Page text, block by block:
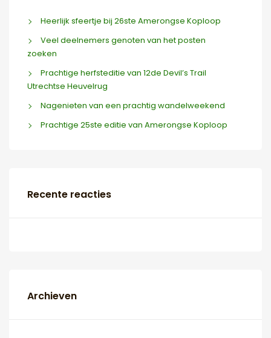
Heerlijk sfeertje bij 26ste Amerongse Koploop
Veel deelnemers genoten van het posten
zoeken
Prachtige herfsteditie van 12de Devil’s Trail
Utrechtse Heuvelrug
Nagenieten van een prachtig wandelweekend
Prachtige 25ste editie van Amerongse Koploop
Recente reacties
Archieven